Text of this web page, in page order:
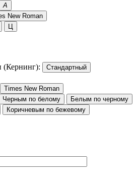
A
New Roman
Ц
(Кернинг):
Стандартный
Times New Roman
Черным по белому
Белым по черному
Коричневым по бежевому